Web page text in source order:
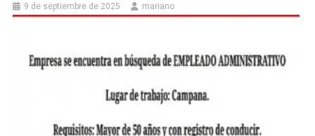
9 de septiembre de 2025 mariano